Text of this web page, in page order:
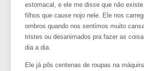
estomacal, e ele me disse que não
filhos que cause nojo nele. Ele nos
ombros quando nos sentimos muito
tristes ou desanimados pra fazer as
dia a dia.
Ele já pôs centenas de roupas na